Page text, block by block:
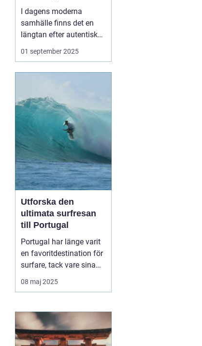
I dagens moderna
samhälle finns det en
längtan efter autentiska
och minnesvärda
reseupplevelser som går
för många resenärer so...
01 september 2025
Utforska den
ultimata surfresan
till Portugal
Portugal har länge varit
en favoritdestination för
surfare, tack vare sina
vidsträckta kuster och
imponerande vågor. En
erbjuder mer än bara
surf...
08 maj 2025